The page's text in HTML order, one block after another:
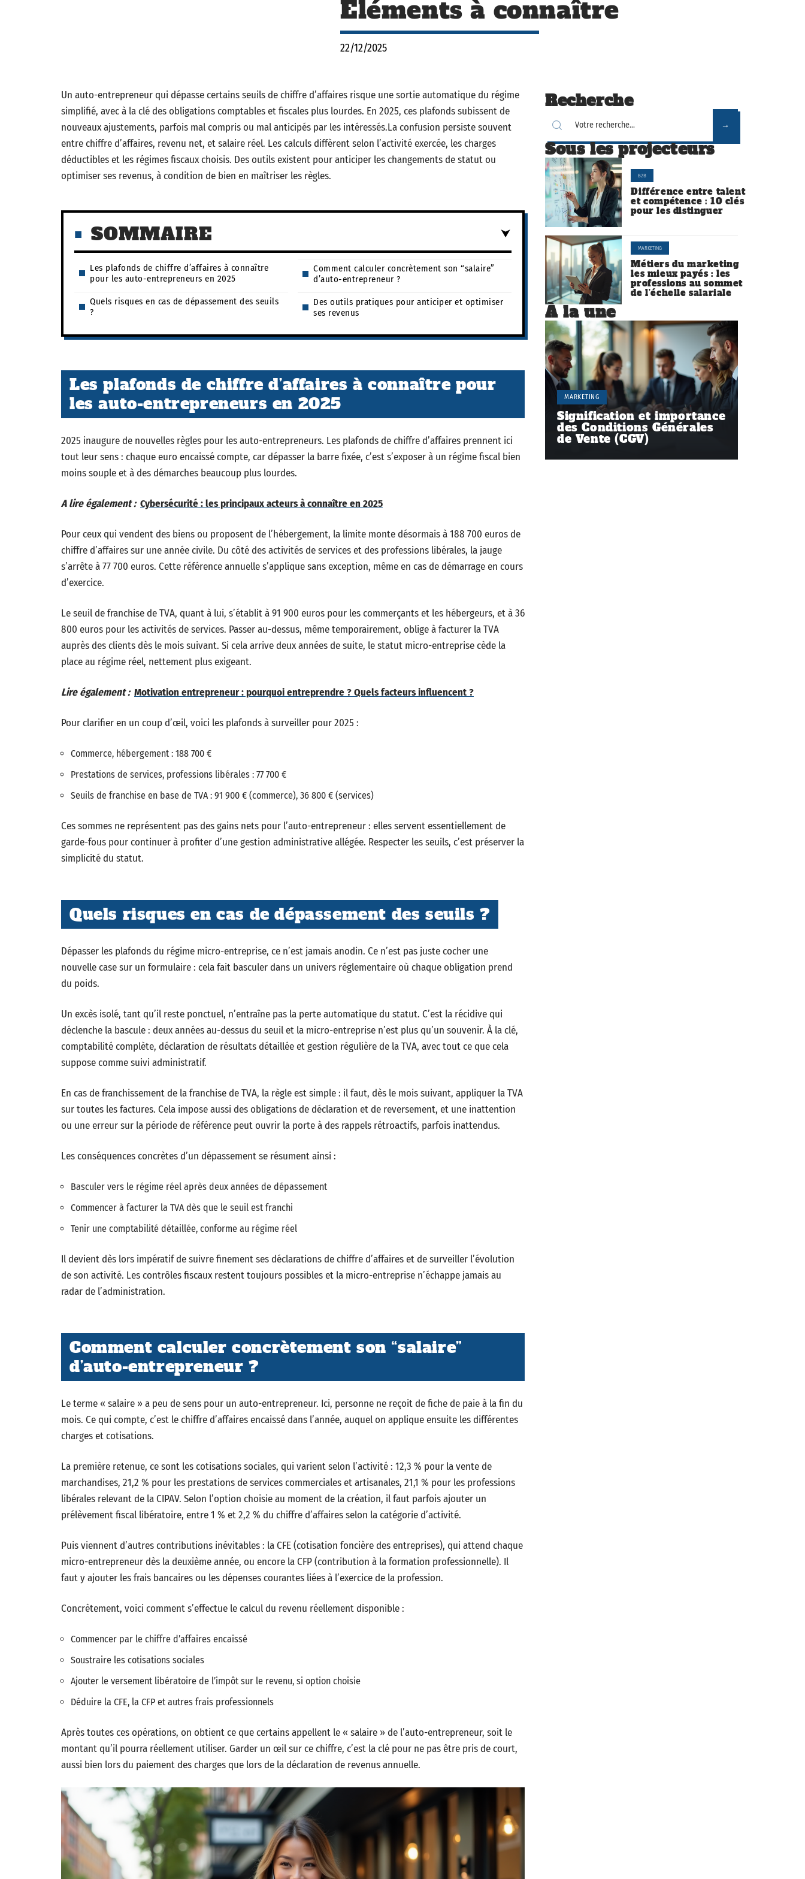
Éléments à connaître
22/12/2025
Un auto-entrepreneur qui dépasse certains seuils de chiffre d’affaires risque une sortie automatique du régime
simplifié, avec à la clé des obligations comptables et fiscales plus lourdes. En 2025, ces plafonds subissent de
nouveaux ajustements, parfois mal compris ou mal anticipés par les intéressés.La confusion persiste souvent
entre chiffre d’affaires, revenu net, et salaire réel. Les calculs diffèrent selon l’activité exercée, les charges
déductibles et les régimes fiscaux choisis. Des outils existent pour anticiper les changements de statut ou
optimiser ses revenus, à condition de bien en maîtriser les règles.
SOMMAIRE
Les plafonds de chiffre d’affaires à connaître
pour les auto-entrepreneurs en 2025
Quels risques en cas de dépassement des seuils
?
Comment calculer concrètement son “salaire”
d’auto-entrepreneur ?
Des outils pratiques pour anticiper et optimiser
ses revenus
Les plafonds de chiffre d’affaires à connaître pour
les auto-entrepreneurs en 2025
2025 inaugure de nouvelles règles pour les auto-entrepreneurs. Les plafonds de chiffre d’affaires prennent ici
tout leur sens : chaque euro encaissé compte, car dépasser la barre fixée, c’est s’exposer à un régime fiscal bien
moins souple et à des démarches beaucoup plus lourdes.
A lire également : Cybersécurité : les principaux acteurs à connaître en 2025
Pour ceux qui vendent des biens ou proposent de l’hébergement, la limite monte désormais à 188 700 euros de
chiffre d’affaires sur une année civile. Du côté des activités de services et des professions libérales, la jauge
s’arrête à 77 700 euros. Cette référence annuelle s’applique sans exception, même en cas de démarrage en cours
d’exercice.
Le seuil de franchise de TVA, quant à lui, s’établit à 91 900 euros pour les commerçants et les hébergeurs, et à 36
800 euros pour les activités de services. Passer au-dessus, même temporairement, oblige à facturer la TVA
auprès des clients dès le mois suivant. Si cela arrive deux années de suite, le statut micro-entreprise cède la
place au régime réel, nettement plus exigeant.
Lire également : Motivation entrepreneur : pourquoi entreprendre ? Quels facteurs influencent ?
Pour clarifier en un coup d’œil, voici les plafonds à surveiller pour 2025 :
Commerce, hébergement : 188 700 €
Prestations de services, professions libérales : 77 700 €
Seuils de franchise en base de TVA : 91 900 € (commerce), 36 800 € (services)
Ces sommes ne représentent pas des gains nets pour l’auto-entrepreneur : elles servent essentiellement de
garde-fous pour continuer à profiter d’une gestion administrative allégée. Respecter les seuils, c’est préserver la
simplicité du statut.
Quels risques en cas de dépassement des seuils ?
Dépasser les plafonds du régime micro-entreprise, ce n’est jamais anodin. Ce n’est pas juste cocher une
nouvelle case sur un formulaire : cela fait basculer dans un univers réglementaire où chaque obligation prend
du poids.
Un excès isolé, tant qu’il reste ponctuel, n’entraîne pas la perte automatique du statut. C’est la récidive qui
déclenche la bascule : deux années au-dessus du seuil et la micro-entreprise n’est plus qu’un souvenir. À la clé,
comptabilité complète, déclaration de résultats détaillée et gestion régulière de la TVA, avec tout ce que cela
suppose comme suivi administratif.
En cas de franchissement de la franchise de TVA, la règle est simple : il faut, dès le mois suivant, appliquer la TVA
sur toutes les factures. Cela impose aussi des obligations de déclaration et de reversement, et une inattention
ou une erreur sur la période de référence peut ouvrir la porte à des rappels rétroactifs, parfois inattendus.
Les conséquences concrètes d’un dépassement se résument ainsi :
Basculer vers le régime réel après deux années de dépassement
Commencer à facturer la TVA dès que le seuil est franchi
Tenir une comptabilité détaillée, conforme au régime réel
Il devient dès lors impératif de suivre finement ses déclarations de chiffre d’affaires et de surveiller l’évolution
de son activité. Les contrôles fiscaux restent toujours possibles et la micro-entreprise n’échappe jamais au
radar de l’administration.
Comment calculer concrètement son “salaire”
d’auto-entrepreneur ?
Le terme « salaire » a peu de sens pour un auto-entrepreneur. Ici, personne ne reçoit de fiche de paie à la fin du
mois. Ce qui compte, c’est le chiffre d’affaires encaissé dans l’année, auquel on applique ensuite les différentes
charges et cotisations.
La première retenue, ce sont les cotisations sociales, qui varient selon l’activité : 12,3 % pour la vente de
marchandises, 21,2 % pour les prestations de services commerciales et artisanales, 21,1 % pour les professions
libérales relevant de la CIPAV. Selon l’option choisie au moment de la création, il faut parfois ajouter un
prélèvement fiscal libératoire, entre 1 % et 2,2 % du chiffre d’affaires selon la catégorie d’activité.
Puis viennent d’autres contributions inévitables : la CFE (cotisation foncière des entreprises), qui attend chaque
micro-entrepreneur dès la deuxième année, ou encore la CFP (contribution à la formation professionnelle). Il
faut y ajouter les frais bancaires ou les dépenses courantes liées à l’exercice de la profession.
Concrètement, voici comment s’effectue le calcul du revenu réellement disponible :
Commencer par le chiffre d’affaires encaissé
Soustraire les cotisations sociales
Ajouter le versement libératoire de l’impôt sur le revenu, si option choisie
Déduire la CFE, la CFP et autres frais professionnels
Après toutes ces opérations, on obtient ce que certains appellent le « salaire » de l’auto-entrepreneur, soit le
montant qu’il pourra réellement utiliser. Garder un œil sur ce chiffre, c’est la clé pour ne pas être pris de court,
aussi bien lors du paiement des charges que lors de la déclaration de revenus annuelle.
Recherche
Sous les projecteurs
B2B
Différence entre talent
et compétence : 10 clés
pour les distinguer
MARKETING
Métiers du marketing
les mieux payés : les
professions au sommet
de l’échelle salariale
À la une
MARKETING
Signification et importance
des Conditions Générales
de Vente (CGV)